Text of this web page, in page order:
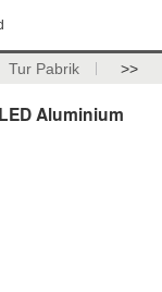
Tur Pabrik >>
Aluminium